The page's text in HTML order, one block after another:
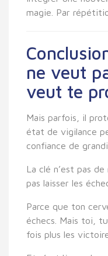
magie. Par
ne veut
veut te
Mais parfois, il
état de vigilance
confiance de
La clé n’est pas
pas laisser les
Parce que ton
échecs. Mais toi, tu
fois plus les